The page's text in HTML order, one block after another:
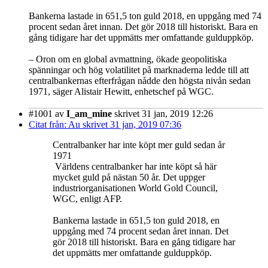
Bankerna lastade in 651,5 ton guld 2018, en uppgång med 74
procent sedan året innan. Det gör 2018 till historiskt. Bara en
gång tidigare har det uppmätts mer omfattande gulduppköp.
– Oron om en global avmattning, ökade geopolitiska
spänningar och hög volatilitet på marknaderna ledde till att
centralbankernas efterfrågan nådde den högsta nivån sedan
1971, säger Alistair Hewitt, enhetschef på WGC.
#1001 av I_am_mine skrivet 31 jan, 2019 12:26
Citat från: Au skrivet 31 jan, 2019 07:36
Centralbanker har inte köpt mer guld sedan år
1971
Världens centralbanker har inte köpt så här
mycket guld på nästan 50 år. Det uppger
industriorganisationen World Gold Council,
WGC, enligt AFP.
Bankerna lastade in 651,5 ton guld 2018, en
uppgång med 74 procent sedan året innan. Det
gör 2018 till historiskt. Bara en gång tidigare har
det uppmätts mer omfattande gulduppköp.